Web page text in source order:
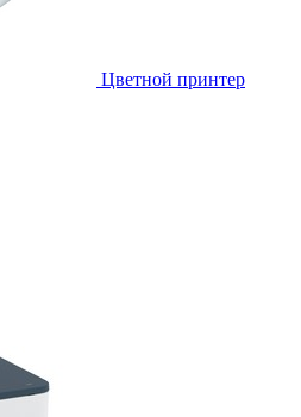
Цветной принтер